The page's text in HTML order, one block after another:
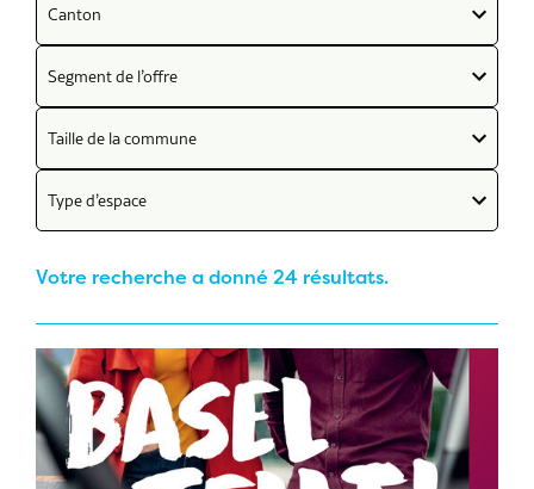
Canton
Segment de l’offre
Taille de la commune
Type d’espace
Votre recherche a donné 24 résultats.